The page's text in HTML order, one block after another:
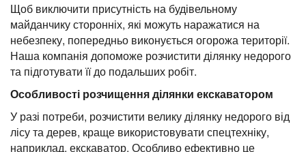
Щоб виключити присутність на будівельному
майданчику сторонніх, які можуть наражатися на
небезпеку, попередньо виконується огорожа території.
Наша компанія допоможе розчистити ділянку недорого
та підготувати її до подальших робіт.
Особливості розчищення ділянки екскаватором
У разі потреби, розчистити велику ділянку недорого від
лісу та дерев, краще використовувати спецтехніку,
наприклад, екскаватор. Особливо ефективно це